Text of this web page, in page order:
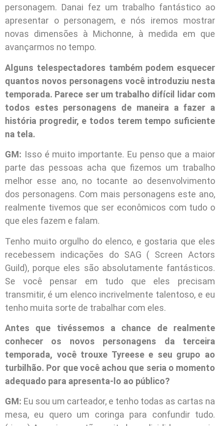
personagem. Danai fez um trabalho fantástico ao
apresentar o personagem, e nós iremos mostrar
novas dimensões à Michonne, à medida em que
avançarmos no tempo.
Alguns telespectadores também podem esquecer
quantos novos personagens você introduziu nesta
temporada. Parece ser um trabalho difícil lidar com
todos estes personagens de maneira a fazer a
história progredir, e todos terem tempo suficiente
na tela.
GM: Isso é muito importante. Eu penso que a maior
parte das pessoas acha que fizemos um trabalho
melhor esse ano, no tocante ao desenvolvimento
dos personagens. Com mais personagens este ano,
realmente tivemos que ser econômicos com tudo o
que eles fazem e falam.
Tenho muito orgulho do elenco, e gostaria que eles
recebessem indicações do SAG ( Screen Actors
Guild), porque eles são absolutamente fantásticos.
Se você pensar em tudo que eles precisam
transmitir, é um elenco incrivelmente talentoso, e eu
tenho muita sorte de trabalhar com eles.
Antes que tivéssemos a chance de realmente
conhecer os novos personagens da terceira
temporada, você trouxe Tyreese e seu grupo ao
turbilhão. Por que você achou que seria o momento
adequado para apresenta-lo ao público?
GM: Eu sou um carteador, e tenho todas as cartas na
mesa, eu quero um coringa para confundir tudo.